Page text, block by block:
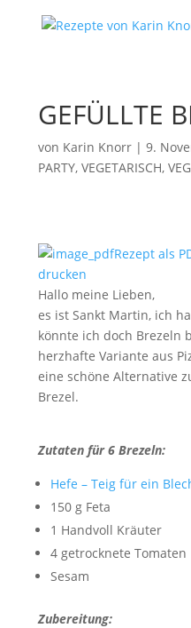
GEFÜLLTE
von Karin Knorr| 9.
PARTY, VEGETARISCH,
Rezept als
drucken
Hallo meine Lieben,
es ist Sankt Martin, ich
könnte ich doch Brezeln
herzhafte Variante aus
eine schöne Alternative
Brezel.
Zutaten für 6 Brezeln:
Hefe – Teig für ein
150 g Feta
1 Handvoll Kräuter
4 getrocknete Tomaten
Sesam
Zubereitung: